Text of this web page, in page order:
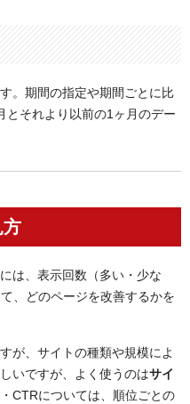
。期間の指定や期間ごとに比
とそれより以前の1ヶ月のデー
方
は、表示回数（多い・少な
、どのページを改善するかを
が、サイトの種類や規模によ
いですが、よく使うのはサイ
CTRについては、順位ごとの